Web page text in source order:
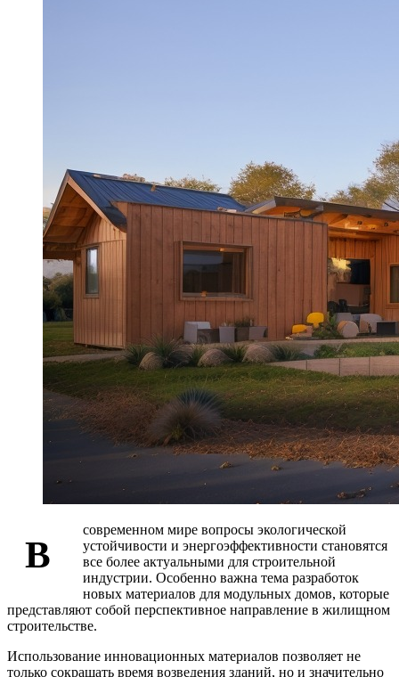
В
современном мире вопросы экологической
устойчивости и энергоэффективности становятся
все более актуальными для строительной
индустрии. Особенно важна тема разработок
новых материалов для модульных домов, которые
представляют собой перспективное направление в жилищном
строительстве.
Использование инновационных материалов позволяет не
только сокращать время возведения зданий, но и значительно